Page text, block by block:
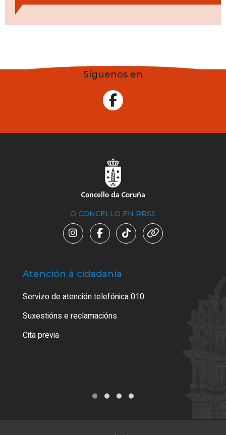
Síguenos en
O CONCELLO EN RRSS
Atención á cidadanía
Servizo de atención telefónica 010
Suxestións e reclamacións
Cita previa